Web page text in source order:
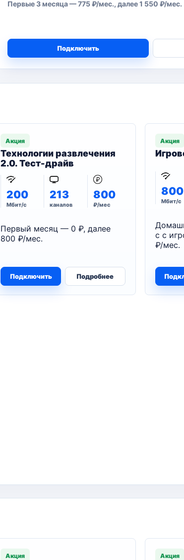
Первые 3 месяца — 775 ₽/мес., далее 1 550 ₽/мес.
Подключить
Акция
Технологии развлечения
2.0. Тест-драйв
200
Мбит/с
213
каналов
800
₽/мес
Первый месяц — 0 ₽, далее
800 ₽/мес.
Подключить Подробнее
Акция
800
Мбит/с
с с
₽/мес.
Акция Акция